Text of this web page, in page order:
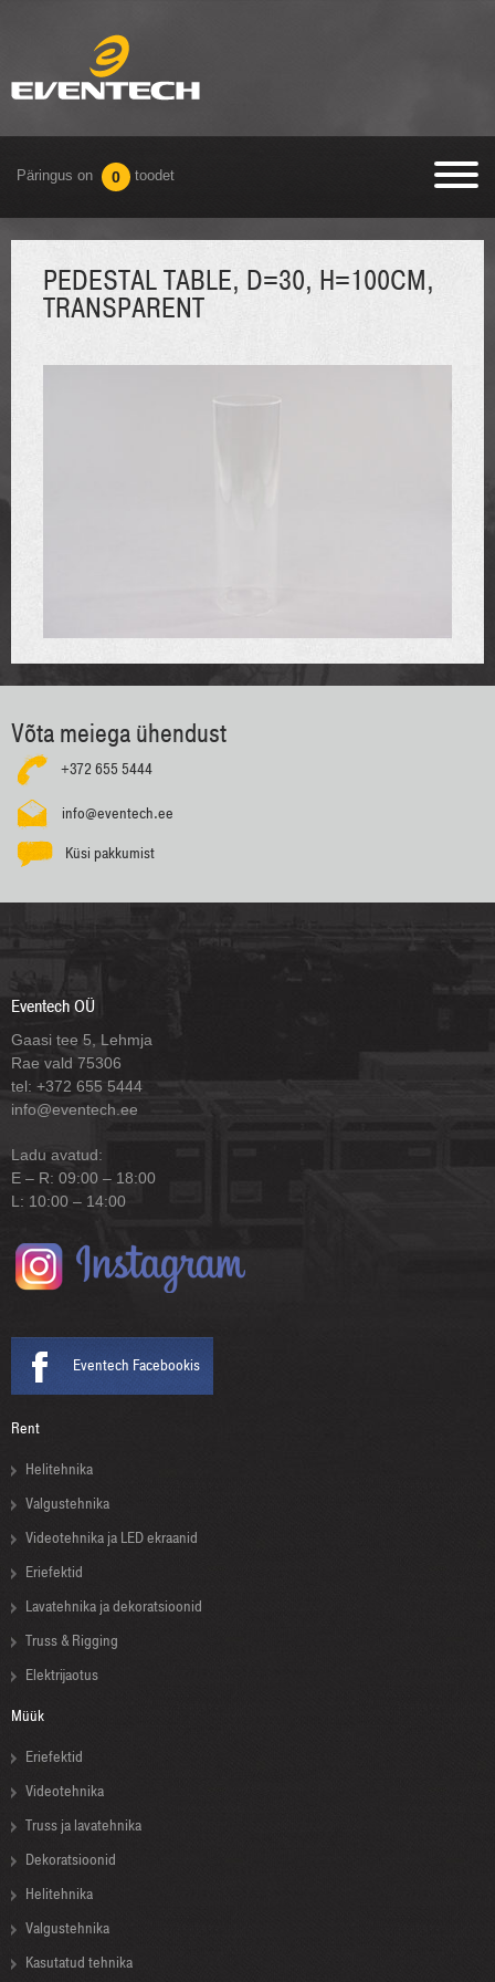
Päringus on 0 toodet
PEDESTAL TABLE, D=30, H=100CM,
TRANSPARENT
Võta meiega ühendust
+372 655 5444
info@eventech.ee
Küsi pakkumist
Eventech OÜ
Gaasi tee 5, Lehmja
Rae vald 75306
tel: +372 655 5444
info@eventech.ee
Ladu avatud:
E – R: 09:00 – 18:00
L: 10:00 – 14:00
Eventech Facebookis
Rent
Helitehnika
Valgustehnika
Videotehnika ja LED ekraanid
Eriefektid
Lavatehnika ja dekoratsioonid
Truss & Rigging
Elektrijaotus
Müük
Eriefektid
Videotehnika
Truss ja lavatehnika
Dekoratsioonid
Helitehnika
Valgustehnika
Kasutatud tehnika